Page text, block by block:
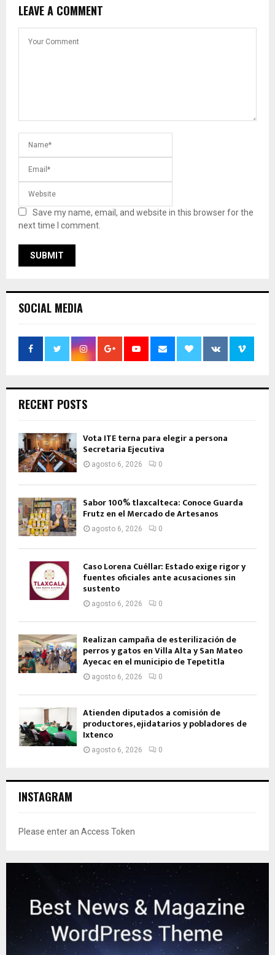
LEAVE A COMMENT
Save my name, email, and website in this browser for the
next time I comment.
SOCIAL MEDIA
RECENT POSTS
Vota ITE terna para elegir a persona
Secretaria Ejecutiva
agosto 6, 2026 0
Sabor 100% tlaxcalteca: Conoce Guarda
Frutz en el Mercado de Artesanos
agosto 6, 2026 0
Caso Lorena Cuéllar: Estado exige rigor y
fuentes oficiales ante acusaciones sin
sustento
agosto 6, 2026 0
Realizan campaña de esterilización de
perros y gatos en Villa Alta y San Mateo
Ayecac en el municipio de Tepetitla
agosto 6, 2026 0
Atienden diputados a comisión de
productores, ejidatarios y pobladores de
Ixtenco
agosto 6, 2026 0
INSTAGRAM
Please enter an Access Token